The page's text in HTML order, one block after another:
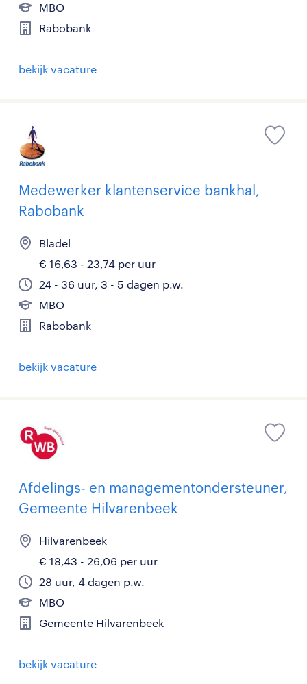
MBO
Rabobank
bekijk vacature
Medewerker klantenservice bankhal,
Rabobank
Bladel
€ 16,63 - 23,74 per uur
24 - 36 uur, 3 - 5 dagen p.w.
MBO
Rabobank
bekijk vacature
Afdelings- en managementondersteuner,
Gemeente Hilvarenbeek
Hilvarenbeek
€ 18,43 - 26,06 per uur
28 uur, 4 dagen p.w.
MBO
Gemeente Hilvarenbeek
bekijk vacature